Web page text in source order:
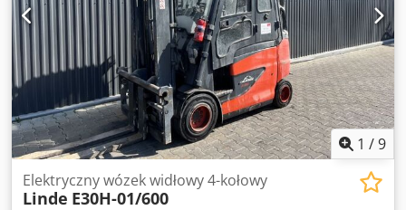
1 /9
Elektryczny wózek widłowy 4-kołowy
Linde E30H-01/600